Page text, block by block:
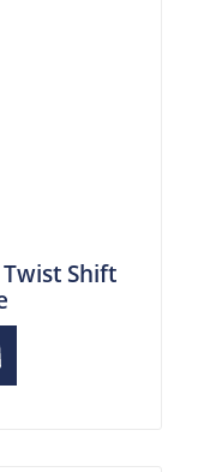
Twist Shift